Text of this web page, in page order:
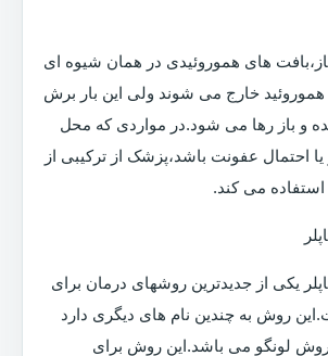
های هموروئیدی در همان شیوه ای
خارج می شوند ولی این بار برش
باز رها می شود.در مواردی که محل
احتمال عفونت باشد،پزشک از ترکیبی از
می کند.
یکی از جدیدترین روشهای درمان برای
روش به چندین نام های دیگری دارد
روش لونگو می باشد.این روش برای